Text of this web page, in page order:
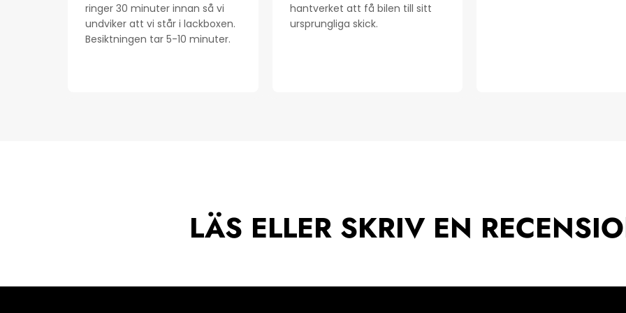
ringer 30 minuter innan så vi
undviker att vi står i lackboxen.
Besiktningen tar 5-10 minuter.
hantverket att få bilen till sitt
ursprungliga skick.
LÄS ELLER SKRIV EN